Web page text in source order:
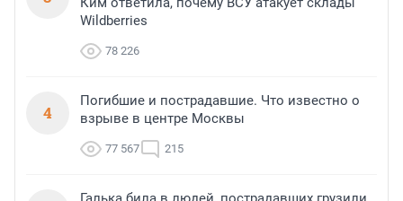
Wildberries
78 226
4
Погибшие и пострадавшие. Что известно о
взрыве в центре Москвы
77 567 215